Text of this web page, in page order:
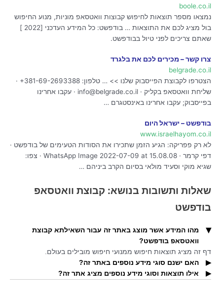
boole.co.il
נמצאו מספר תוצאות לחיפוש קבוצות וואטסאפ מוניות, מנוע החיפוש
בול מציג לכם את התוצאות … בודפשט: כל המידע העדכני [2022 ]
שאתם צריכים לפני טיול בבודפשט.
צרו קשר – מכירים לכם את בלגרד
belgrade.co.il
הצטרפו לקבוצת הפייסבוק שלנו >> … טלפון: ⁦+381-69-2693388⁩ ·
שליחת וואטסאפ בקליק · info@belgrade.co.il · עקבו אחרינו
בפייסבוק; עקבו אחרינו באינסטגרם …
בודפשט – ישראל היום
www.israelhayom.co.il
לא רק פפריקה: הגיע הזמן שתכירו את הסודות הטעימים של בודפשט ·
דפי קרמר · WhatsApp Image 2022-07-09 at 15.08.08 · צפו:
שגיא מוקי וסעיד מולאי בסיום הקרב ביניהם …
שאלות ותשובות בנושא: קבוצת וואטסאפ
בודפשט
מהו המידע אשר מוצג באתר זה עבור השאילתא קבוצת
וואטסאפ בודפשט?
דף זה מציג תוצאות חיפוש ממנועי חיפוש מובילים בעולם.
האם ישנם סוגי מידע נוספים באתר זה?
בדף זה תמצאו דירוגים של גולשים ותמונות עבור קבוצת וואטסאפ
אילו תוצאות וסוגי מידע נוספים מציג אתר זה?